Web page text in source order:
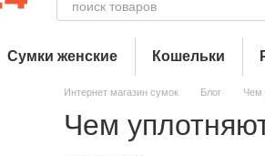
Сумки женские Кошельки
Интернет магазин сумок Блог Чем
Чем